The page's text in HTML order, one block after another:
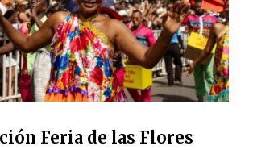
Feria de las Flores